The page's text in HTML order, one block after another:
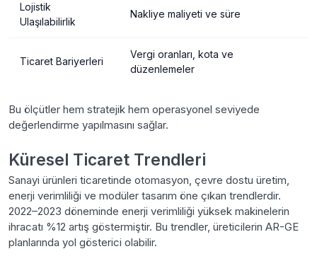
Lojistik
Ulaşılabilirlik
Nakliye maliyeti ve süre
Ticaret Bariyerleri
Vergi oranları, kota ve
düzenlemeler
Bu ölçütler hem stratejik hem operasyonel seviyede
değerlendirme yapılmasını sağlar.
Küresel Ticaret Trendleri
Sanayi ürünleri ticaretinde otomasyon, çevre dostu üretim,
enerji verimliliği ve modüler tasarım öne çıkan trendlerdir.
2022–2023 döneminde enerji verimliliği yüksek makinelerin
ihracatı %12 artış göstermiştir. Bu trendler, üreticilerin AR-GE
planlarında yol gösterici olabilir.